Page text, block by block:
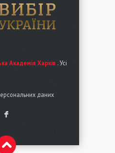
Академія Харків . Усі
даних
F